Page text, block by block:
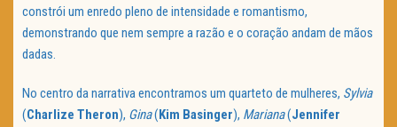
constrói um enredo pleno de intensidade e romantismo,
demonstrando que nem sempre a razão e o coração andam de mãos
dadas.
No centro da narrativa encontramos um quarteto de mulheres, Sylvia
(Charlize Theron), Gina(Kim Basinger), Mariana(Jennifer